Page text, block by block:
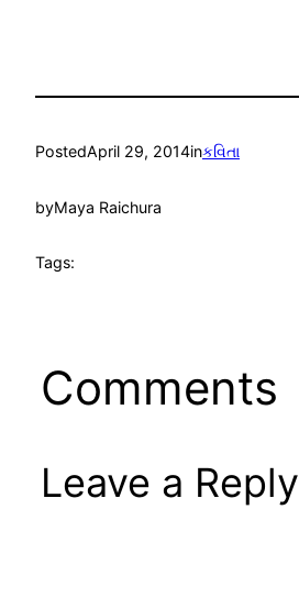
PostedApril 29, 2014inકવિતા
byMaya Raichura
Tags:
Comments
Leave a Reply